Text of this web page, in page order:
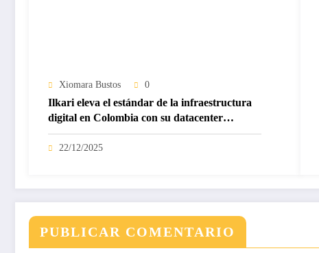
Xiomara Bustos 0
Ilkari eleva el estándar de la infraestructura
digital en Colombia con su datacenter
certificado Nivel IV de ICREA
22/12/2025
PUBLICAR COMENTARIO